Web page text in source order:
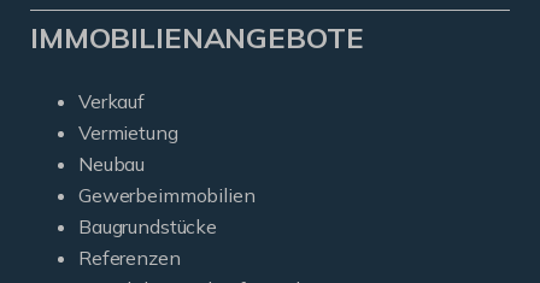
IMMOBILIENANGEBOTE
Verkauf
Vermietung
Neubau
Gewerbeimmobilien
Baugrundstücke
Referenzen